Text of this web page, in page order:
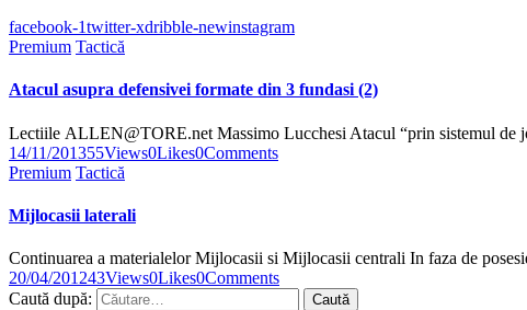
facebook-1twitter-xdribble-newinstagram
Premium Tactică
Atacul asupra defensivei formate din 3 fundasi (2)
Lectiile ALLEN@TORE.net Massimo Lucchesi Atacul “prin sistemul de
14/11/201355Views0Likes0Comments
Premium Tactică
Mijlocasii laterali
Continuarea a materialelor Mijlocasii si Mijlocasii centrali In faza de
20/04/201243Views0Likes0Comments
Caută după: